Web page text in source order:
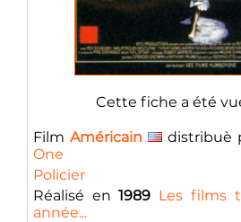
Cette fiche a été
Film Américain distribuè
One
Policier
Réalisé en1989 Les films
année...